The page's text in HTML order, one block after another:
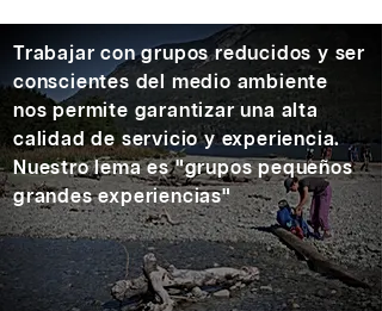
Trabajar con grupos reducidos y ser
conscientes del medio ambiente
nos permite garantizar una alta
calidad de servicio y experiencia.
Nuestro lema es "grupos pequeños
grandes experiencias"